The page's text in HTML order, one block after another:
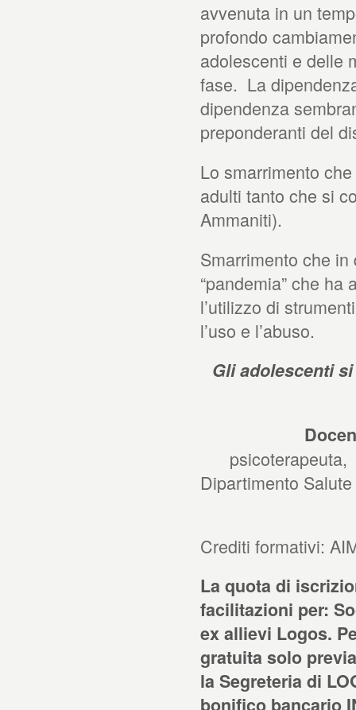
avvenuta in un
profondo
adolescenti e delle
fase. La
dipendenza
preponderanti del
Lo smarrimento
adulti tanto che si
Ammaniti).
Smarrimento che
“pandemia” che
l’utilizzo di
l’uso e l’abuso.
Gli adolescenti
psicoterapeuta,
Dipartimento
Crediti formativi:
La quota di
facilitazioni per:
ex allievi Logos.
gratuita solo
la Segreteria di
bonifico bancario